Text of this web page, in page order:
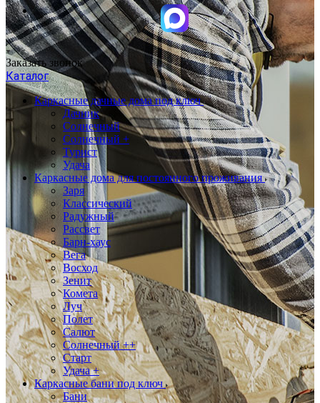
Заказать звонок
Каталог
Каркасные дачные дома под ключ
Дачник
Солнечный
Солнечный +
Турист
Удача
Каркасные дома для постоянного проживания
Заря
Классический
Радужный
Рассвет
Барн-хаус
Вега
Восход
Зенит
Комета
Луч
Полет
Салют
Солнечный ++
Старт
Удача +
Каркасные бани под ключ
Бани